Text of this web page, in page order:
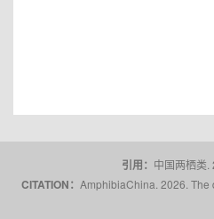
引用： 中国两栖类.
CITATION： AmphibiaChina. 2026. The